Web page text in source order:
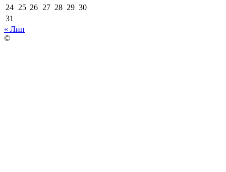
24 25 26 27 28 29 30
31
« Лип
©